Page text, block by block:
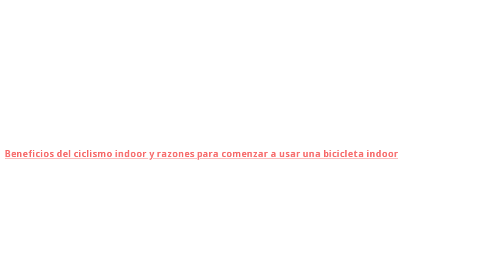
Beneficios del ciclismo indoor y razones para comenzar a usar una bicicleta indoor